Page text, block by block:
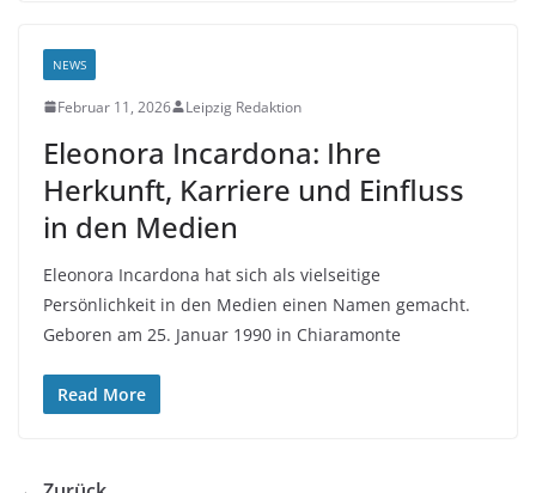
NEWS
Februar 11, 2026 Leipzig Redaktion
Eleonora Incardona: Ihre
Herkunft, Karriere und Einfluss
in den Medien
Eleonora Incardona hat sich als vielseitige
Persönlichkeit in den Medien einen Namen gemacht.
Geboren am 25. Januar 1990 in Chiaramonte
Read More